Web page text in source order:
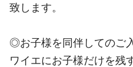
致します。
◎お子様を同伴してのご
ワイエにお子様だけを残